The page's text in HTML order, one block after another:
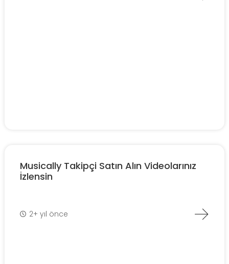
Musically Takipçi Satın Alın Videolarınız
İzlensin
2+ yıl önce